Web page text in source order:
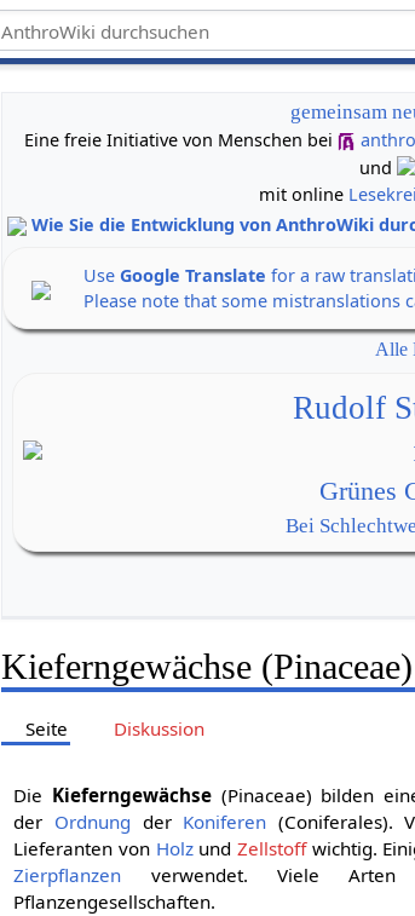
gemeinsam
Eine freie Initiative von Menschen bei
und
mit online
Wie Sie die Entwicklung von AnthroWiki
UseGoogle Translate for a raw
Please note that some mistranslations
Alle
Rudolf
Grünes
Bei
Kieferngewächse (Pinaceae)
Seite Diskussion
Die Kieferngewächse (Pinaceae) bilden
der Ordnung der Koniferen (Coniferales).
Lieferanten von Holzund Zellstoffwichtig.
Zierpflanzen verwendet. Viele Arten
Pflanzengesellschaften.